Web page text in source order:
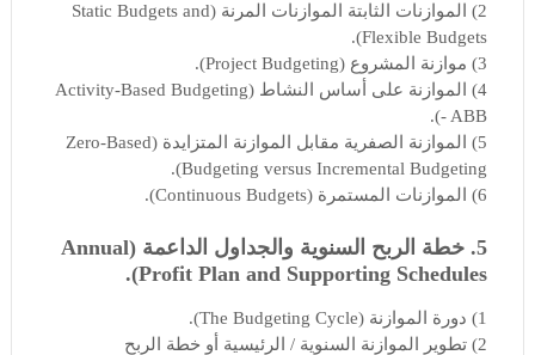
2) الموازنات الثابتة الموازنات المرنة (Static Budgets and
Flexible Budgets).
3) موازنة المشروع (Project Budgeting).
4) الموازنة على أساس النشاط (Activity-Based Budgeting
- ABB).
5) الموازنة الصفرية مقابل الموازنة المتزايدة (Zero-Based
Budgeting versus Incremental Budgeting).
6) الموازنات المستمرة (Continuous Budgets).
5. خطة الربح السنوية والجداول الداعمة (Annual
Profit Plan and Supporting Schedules).
1) دورة الموازنة (The Budgeting Cycle).
2) تطوير الموازنة السنوية / الرئيسية أو خطة الربح